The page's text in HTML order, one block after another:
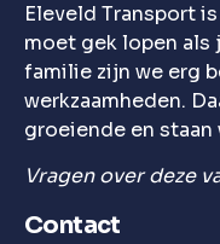
Eleveld Transport
moet gek lopen als
familie zijn we erg
werkzaamheden.
groeiende en
Vragen over deze
Contact